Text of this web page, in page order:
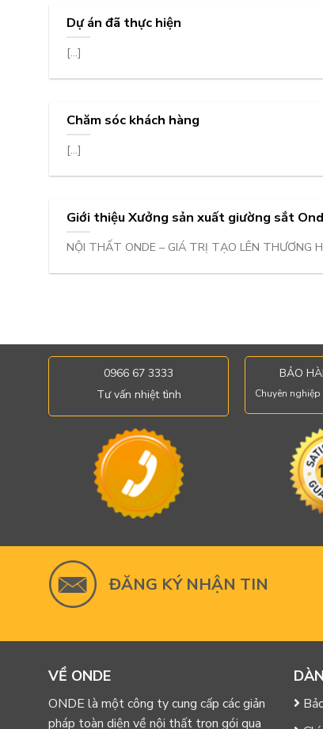
Dự án đã thực hiện
[...]
Chăm sóc khách hàng
[...]
Giới thiệu Xưởng sản xuất giường sắt
NỘI THẤT ONDE – GIÁ TRỊ TẠO LÊN THƯƠNG
0966 67 3333
Tư vấn nhiệt tình
BẢO
Chuyên
ĐĂNG KÝ NHẬN TIN
VỀ ONDE
ONDE là một công ty cung cấp các giản
pháp toàn diện về nội thất trọn gói qua